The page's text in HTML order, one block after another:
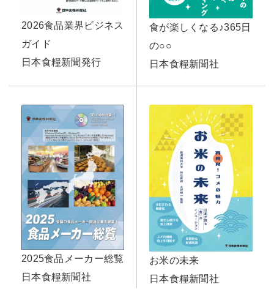
2026食品業界ビジネス
ガイド
日本食糧新聞発行
食が楽しくなる♪365日
の○○
日本食糧新聞社
2025食品メーカー総覧
日本食糧新聞社
お米の未来
日本食糧新聞社